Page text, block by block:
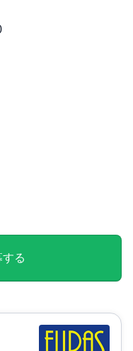
2次：部長 最終：代
期休暇 各2日間（連
、その後再雇用あ
る